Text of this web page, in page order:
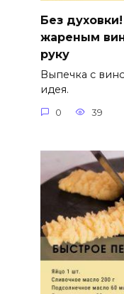
Без
жареным
руку
Выпечка с
идея.
0 39